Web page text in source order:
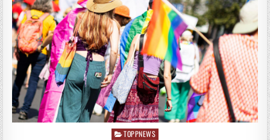
Posted
TOPPNEWS